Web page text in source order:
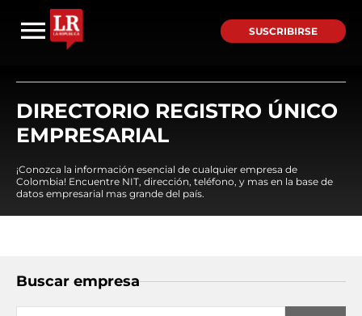
SUSCRIBIRSE
DIRECTORIO REGISTRO ÚNICO
EMPRESARIAL
¡Conozca la información esencial de cualquier empresa de
Colombia! Encuentre NIT, dirección, teléfono, y mas en la base de
datos empresarial mas grande del país.
Buscar empresa